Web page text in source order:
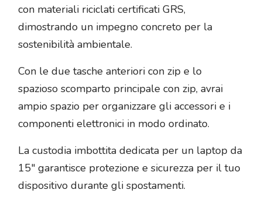
con materiali riciclati certificati GRS,
dimostrando un impegno concreto per la
sostenibilità ambientale.
Con le due tasche anteriori con zip e lo
spazioso scomparto principale con zip, avrai
ampio spazio per organizzare gli accessori e i
componenti elettronici in modo ordinato.
La custodia imbottita dedicata per un laptop da
15″ garantisce protezione e sicurezza per il tuo
dispositivo durante gli spostamenti.